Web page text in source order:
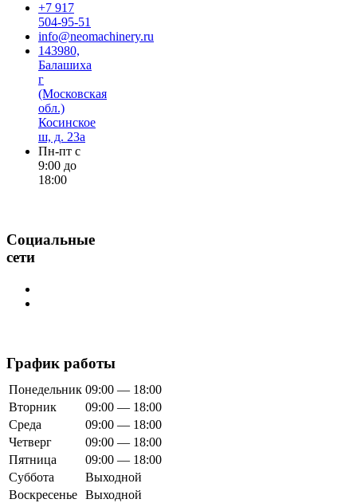
+7 917
504-95-51
info@neomachinery.ru
143980,
Балашиха
г
(Московская
обл.)
Косинское
ш, д. 23а
Пн-пт с
9:00 до
18:00
Социальные
сети
График работы
Понедельник 09:00 — 18:00
Вторник
09:00 — 18:00
Среда
09:00 — 18:00
Четверг
09:00 — 18:00
Пятница
09:00 — 18:00
Суббота
Выходной
Воскресенье Выходной